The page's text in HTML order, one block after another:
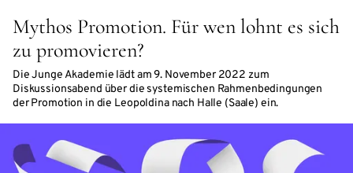
Mythos Promotion. Für wen lohnt es sich
zu promovieren?
Die Junge Akademie lädt am 9. November 2022 zum
Diskussionsabend über die systemischen Rahmenbedingungen
der Promotion in die Leopoldina nach Halle (Saale) ein.